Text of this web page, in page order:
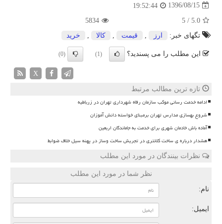
1396/08/15
19:52:44
5.0
/
5
5834
تگهای خبر:
ارز قیمت كالا خرید
این مطلب را می پسندید؟ (1)
(0)
X
تازه ترین مطالب مرتبط
ادامه خدمت رسانی موکب سازمان رفاه شهرداری تهران در زرباطیه
شروع بهسازی مدارس تهران برمبنای خواسته دانش آموزان
آماده باش خادمان شهری برای خدمت به جاماندگان اربعین
هشدار درباره ی ساخت کلانتری در تجریش ساخت وساز در پهنه سیل خلاف ضوابط
نظرات بینندگان در مورد این مطلب
نظر شما در مورد این مطلب
نام:
ایمیل: